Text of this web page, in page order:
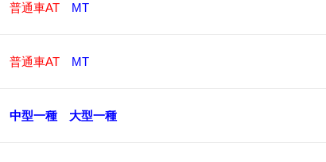
普通車AT MT
普通車AT MT
中型一種 大型一種